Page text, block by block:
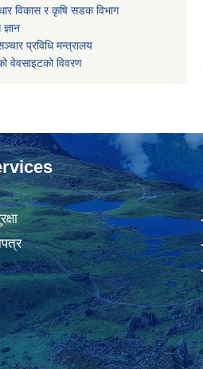
विकास र कृषि सडक विभाग
प्रविधि मन्त्रालय
वेवसाइटको विवरण